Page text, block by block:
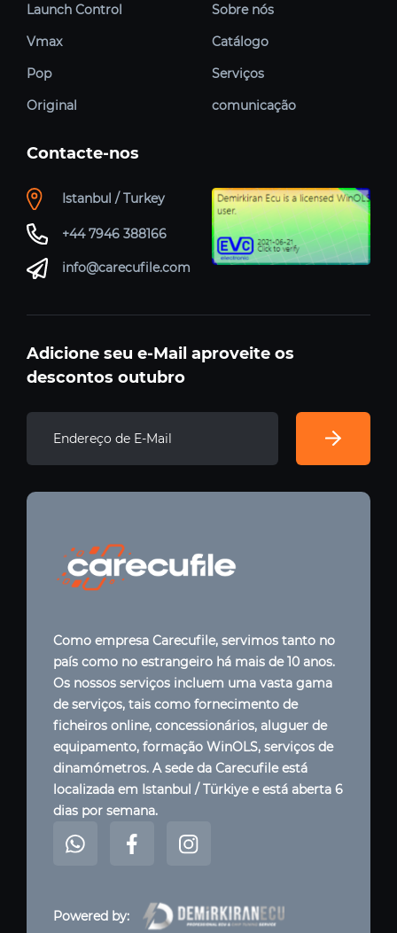
Launch Control
Vmax
Pop
Original
Sobre nós
Catálogo
Serviços
comunicação
Contacte-nos
Istanbul / Turkey
+44 7946 388166
info@carecufile.com
Adicione seu e-Mail aproveite os
descontos outubro
Como empresa Carecufile, servimos tanto no
país como no estrangeiro há mais de 10 anos.
Os nossos serviços incluem uma vasta gama
de serviços, tais como fornecimento de
ficheiros online, concessionários, aluguer de
equipamento, formação WinOLS, serviços de
dinamómetros. A sede da Carecufile está
localizada em Istanbul / Türkiye e está aberta 6
dias por semana.
Powered by: